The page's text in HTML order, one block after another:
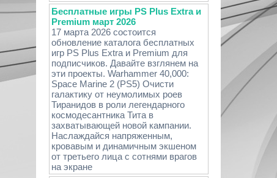
Бесплатные игры PS Plus Extra и
Premium март 2026
17 марта 2026 состоится
обновление каталога бесплатных
игр PS Plus Extra и Premium для
подписчиков. Давайте взглянем на
эти проекты. Warhammer 40,000:
Space Marine 2 (PS5) Очисти
галактику от неумолимых роев
Тиранидов в роли легендарного
космодесантника Тита в
захватывающей новой кампании.
Наслаждайся напряженным,
кровавым и динамичным экшеном
от третьего лица с сотнями врагов
на экране